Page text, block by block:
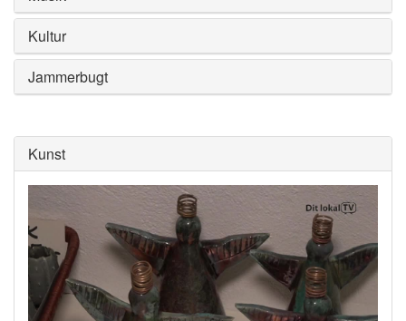
Kultur
Jammerbugt
Kunst